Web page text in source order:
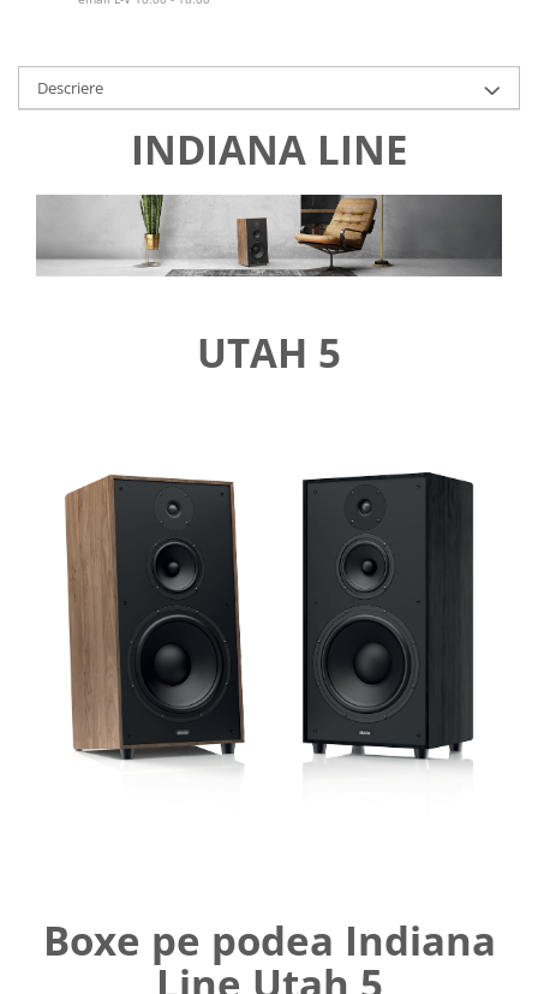
Descriere
INDIANA LINE
UTAH 5
Boxe pe podea Indiana